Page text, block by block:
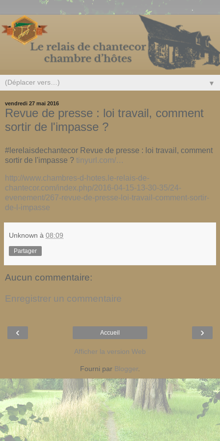
▼
vendredi 27 mai 2016
Revue de presse : loi travail, comment
sortir de l'impasse ?
#lerelaisdechantecor Revue de presse : loi travail, comment
sortir de l'impasse ? tinyurl.com/…
http://www.chambres-d-hotes.le-relais-de-
chantecor.com/index.php/2016-04-15-13-30-35/24-
evenement/267-revue-de-presse-loi-travail-comment-sortir-
de-l-impasse
Unknown à 08:09
Partager
Aucun commentaire:
Enregistrer un commentaire
‹ ›
Accueil
Afficher la version Web
Fourni par Blogger